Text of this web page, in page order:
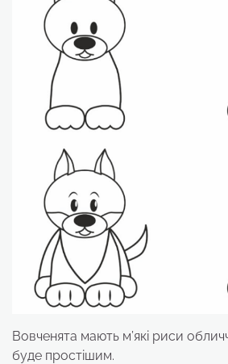
Вовченята мають м’які риси
буде простішим.